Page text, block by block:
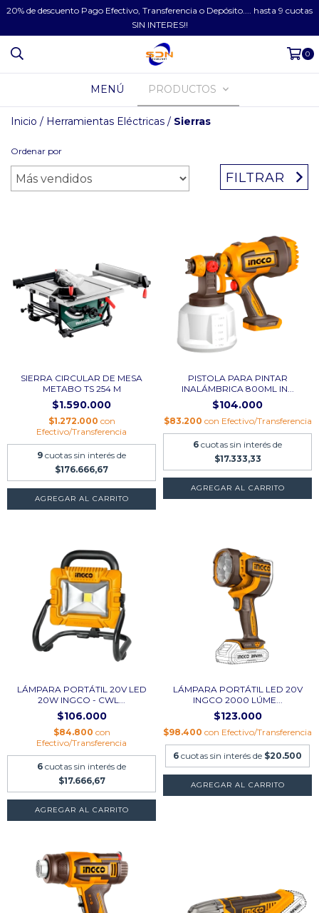
20% de descuento Pago Efectivo, Transferencia o Depósito.... hasta 9 cuotas
SIN INTERES!!
0
MENÚ PRODUCTOS
Inicio / Herramientas Eléctricas / Sierras
Ordenar por
FILTRAR
SIERRA CIRCULAR DE MESA
METABO TS 254 M
$1.590.000
$1.272.000 con
Efectivo/Transferencia
9 cuotas sin interés de
$176.666,67
PISTOLA PARA PINTAR
INALÁMBRICA 800ML IN...
$104.000
$83.200 con Efectivo/Transferencia
6 cuotas sin interés de
$17.333,33
LÁMPARA PORTÁTIL 20V LED
20W INGCO - CWL...
$106.000
$84.800 con
Efectivo/Transferencia
6 cuotas sin interés de
$17.666,67
LÁMPARA PORTÁTIL LED 20V
INGCO 2000 LÚME...
$123.000
$98.400 con Efectivo/Transferencia
6 cuotas sin interés de $20.500